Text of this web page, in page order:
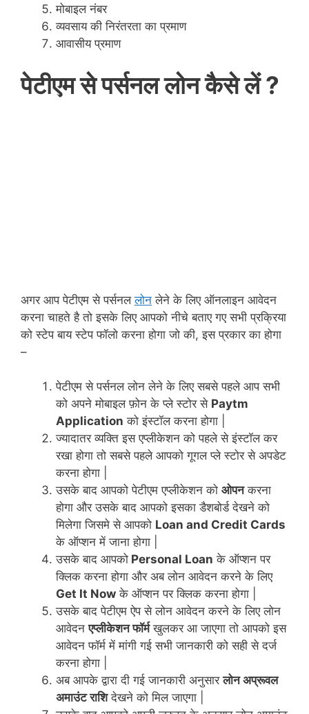
मोबाइल नंबर
व्यवसाय की निरंतरता का प्रमाण
आवासीय प्रमाण
पेटीएम से पर्सनल लोन कैसे लें ?
अगर आप पेटीएम से पर्सनललोन लेने के लिए ऑनलाइन आवेदन
करना चाहते है तो इसके लिए आपको नीचे बताए गए सभी प्रक्रिया
को स्टेप बाय स्टेप फॉलो करना होगा जो की, इस प्रकार का होगा
–
पेटीएम से पर्सनल लोन लेने के लिए सबसे पहले आप सभी
को अपने मोबाइल फ़ोन के प्ले स्टोर से Paytm
Application को इंस्टॉल करना होगा |
ज्यादातर व्यक्ति इस एप्लीकेशन को पहले से इंस्टॉल कर
रखा होगा तो सबसे पहले आपको गूगल प्ले स्टोर से अपडेट
करना होगा |
उसके बाद आपको पेटीएम एप्लीकेशन को ओपनकरना
होगा और उसके बाद आपको इसका डैशबोर्ड देखने को
मिलेगा जिसमे से आपको Loan and Credit Cards
के ऑप्शन में जाना होगा |
उसके बाद आपको Personal Loan के ऑप्शन पर
क्लिक करना होगा और अब लोन आवेदन करने के लिए
Get It Now के ऑप्शन पर क्लिक करना होगा |
उसके बाद पेटीएम ऐप से लोन आवेदन करने के लिए लोन
आवेदनएप्लीकेशन फॉर्मखुलकर आ जाएगा तो आपको इस
आवेदन फॉर्म में मांगी गई सभी जानकारी को सही से दर्ज
करना होगा |
अब आपके द्वारा दी गई जानकारी अनुसारलोन अप्रूवल
अमाउंट राशिदेखने को मिल जाएगा |